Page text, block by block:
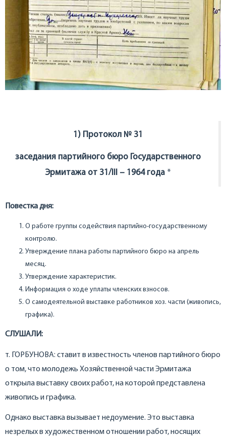
1) Протокол № 31
заседания партийного бюро Государственного
Эрмитажа от 31/III – 1964 года *
Повестка дня:
О работе группы содействия партийно-государственному
контролю.
Утверждение плана работы партийного бюро на апрель
месяц.
Утверждение характеристик.
Информация о ходе уплаты членских взносов.
О самодеятельной выставке работников хоз. части (живопись,
графика).
СЛУШАЛИ:
т. ГОРБУНОВА: ставит в известность членов партийного бюро
о том, что молодежь Хозяйственной части Эрмитажа
открыла выставку своих работ, на которой представлена
живопись и графика.
Однако выставка вызывает недоумение. Это выставка
незрелых в художественном отношении работ, носящих